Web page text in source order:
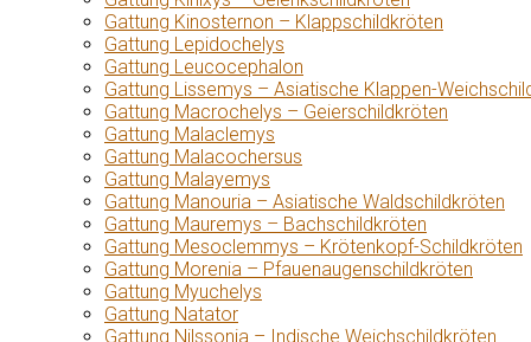
Gattung Kinosternon – Klappschildkröten
Gattung Lepidochelys
Gattung Leucocephalon
Gattung Lissemys – Asiatische Klappen-
Gattung Macrochelys – Geierschildkröten
Gattung Malaclemys
Gattung Malacochersus
Gattung Malayemys
Gattung Manouria – Asiatische Waldschildkröten
Gattung Mauremys – Bachschildkröten
Gattung Mesoclemmys – Krötenkopf-Schildkröten
Gattung Morenia – Pfauenaugenschildkröten
Gattung Myuchelys
Gattung Natator
Gattung Nilssonia – Indische Weichschildkröten